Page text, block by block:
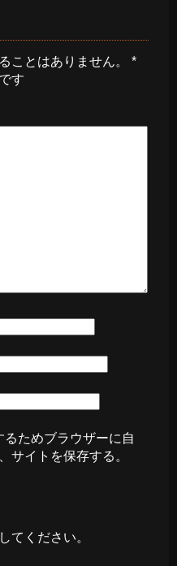
ことはありません。
*
す
ためブラウザーに自
サイトを保存する。
てください。